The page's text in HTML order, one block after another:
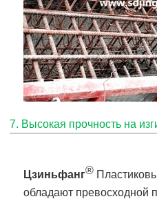
7. Высокая прочность на
Цзиньфанг®
обладают превосходной